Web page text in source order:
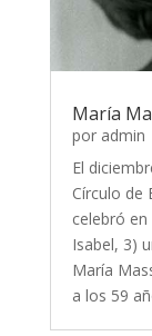
María
por admin
El
Círculo de
celebró
Isabel, 3)
María
a los 59